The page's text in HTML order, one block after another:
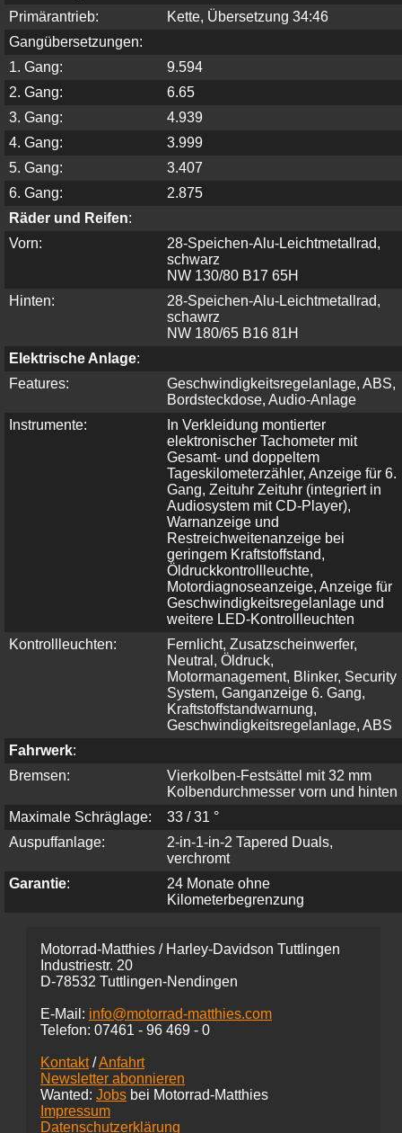
Primärantrieb:
Kette, Übersetzung 34:46
Gangübersetzungen:
1. Gang:
9.594
2. Gang:
6.65
3. Gang:
4.939
4. Gang:
3.999
5. Gang:
3.407
6. Gang:
2.875
Räder und Reifen:
Vorn:
28-Speichen-Alu-Leichtmetallrad,
schwarz
NW 130/80 B17 65H
Hinten:
28-Speichen-Alu-Leichtmetallrad,
schawrz
NW 180/65 B16 81H
Elektrische Anlage:
Features:
Geschwindigkeitsregelanlage, ABS,
Bordsteckdose, Audio-Anlage
Instrumente:
In Verkleidung montierter
elektronischer Tachometer mit
Gesamt- und doppeltem
Tageskilometerzähler, Anzeige für 6.
Gang, Zeituhr Zeituhr (integriert in
Audiosystem mit CD-Player),
Warnanzeige und
Restreichweitenanzeige bei
geringem Kraftstoffstand,
Öldruckkontrollleuchte,
Motordiagnoseanzeige, Anzeige für
Geschwindigkeitsregelanlage und
weitere LED-Kontrollleuchten
Kontrollleuchten:
Fernlicht, Zusatzscheinwerfer,
Neutral, Öldruck,
Motormanagement, Blinker, Security
System, Ganganzeige 6. Gang,
Kraftstoffstandwarnung,
Geschwindigkeitsregelanlage, ABS
Fahrwerk:
Bremsen:
Vierkolben-Festsättel mit 32 mm
Kolbendurchmesser vorn und hinten
Maximale Schräglage:
33 / 31 °
Auspuffanlage:
2-in-1-in-2 Tapered Duals,
verchromt
Garantie:
24 Monate ohne
Kilometerbegrenzung
Motorrad-Matthies / Harley-Davidson Tuttlingen
Industriestr. 20
D-78532 Tuttlingen-Nendingen
E-Mail: info@motorrad-matthies.com
Telefon: 07461 - 96 469 - 0
Kontakt/Anfahrt
Newsletter abonnieren
Wanted: Jobs bei Motorrad-Matthies
Impressum
Datenschutzerklärung